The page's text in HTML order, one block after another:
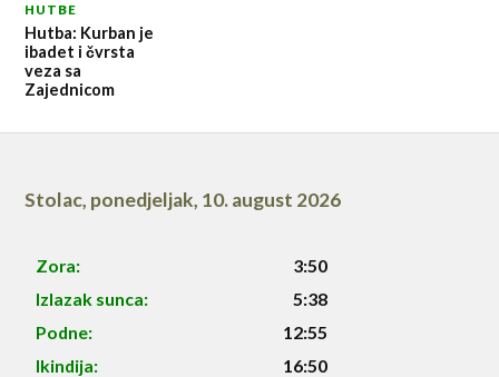
HUTBE
Hutba: Kurban je
ibadet i čvrsta
veza sa
Zajednicom
Stolac, ponedjeljak, 10. august 2026
Zora:
3:50
Izlazak sunca:
5:38
Podne:
12:55
Ikindija:
16:50